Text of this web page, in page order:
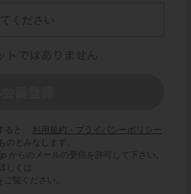
と、
利用規約・プライバシーポリシー
のとみなします。
からのメールの受信を許可して下さい。
詳しくは
ご覧ください。